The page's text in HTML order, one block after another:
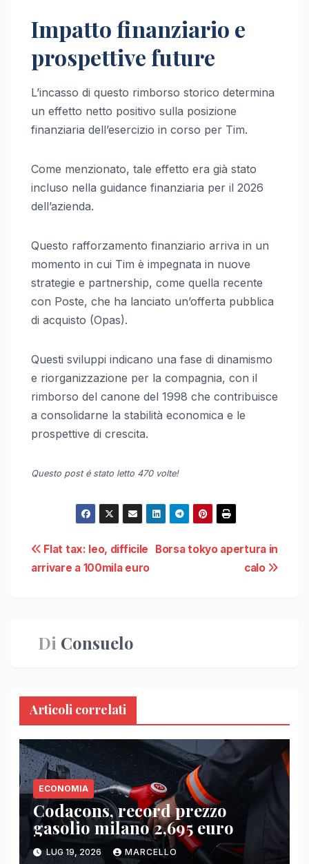
Impatto finanziario e
prospettive future
L’incasso di questo rimborso storico determina
un effetto netto positivo sulla posizione
finanziaria dell’esercizio in corso per Tim.
Come menzionato, tale effetto era già stato
incluso nella guidance finanziaria per il 2026
dell’azienda.
Questo rafforzamento finanziario arriva in un
momento in cui Tim è impegnata in nuove
strategie e partnership, come quella recente
con Poste, che ha lanciato un’offerta pubblica
di acquisto (Opas).
Questi sviluppi indicano una fase di dinamismo
e riorganizzazione per la compagnia, con il
rimborso del canone del 1998 che contribuisce
a consolidarne la stabilità economica e le
prospettive di crescita.
Questo post é stato letto 470 volte!
Navigazione
articoli
Borsa tokyo apertura in
calo
Flat tax: leo, difficile
arrivare a 100mila euro
Di Consuelo
Articoli correlati
ECONOMIA
Codacons, record prezzo
gasolio milano 2,695 euro
LUG 19, 2026 MARCELLO